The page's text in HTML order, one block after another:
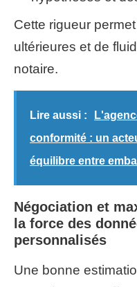
Cette rigueur
ultérieures et de
notaire.
Lire aussi :
conformité : un
équilibre entre
Négociation et
la force des
personnalisés
Une bonne